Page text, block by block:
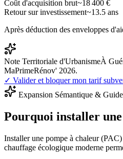
Coût d'acquisition brut~18 400 €
Retour sur investissement~13.5 ans
Après déduction des enveloppes
Note Territoriale d'UrbanismeÀ
MaPrimeRénov' 2026.
✓ Valider et bloquer mon tarif
Expansion Sémantique &
Pourquoi installer
Installer une pompe à chaleur (PAC)
chauffage écologique moderne